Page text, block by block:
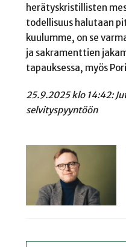
herätyskristillisten
todellisuus halutaan
kuulumme, on se
ja sakramenttien
tapauksessa, myös
25.9.2025 klo 14:42:
selvityspyyntöön